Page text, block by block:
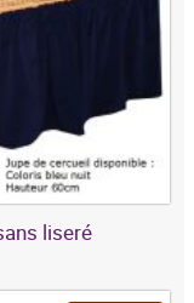
liseré